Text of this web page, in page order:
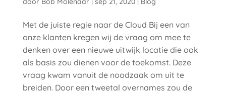
Met de juiste regie naar de Cloud Bij een van
onze klanten kregen wij de vraag om mee te
denken over een nieuwe uitwijk locatie die ook
als basis zou dienen voor de toekomst. Deze
vraag kwam vanuit de noodzaak om uit te
breiden. Door een tweetal overnames zou de